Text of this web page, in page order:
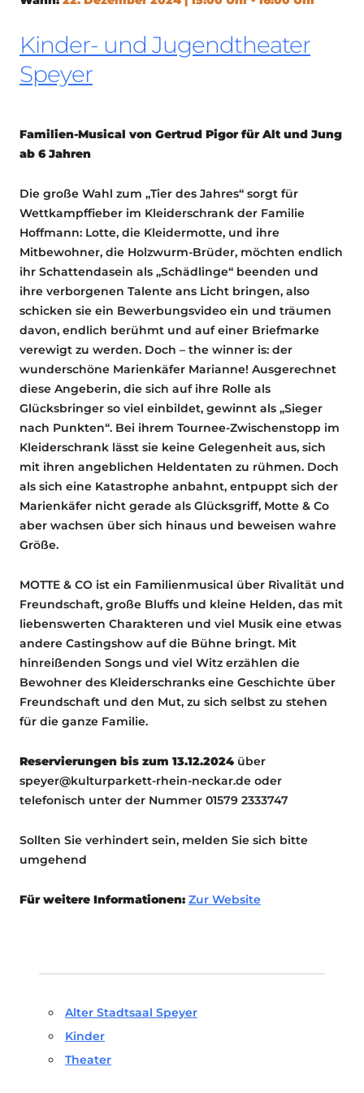
Kinder- und Jugendtheater
Speyer
Familien-Musical von Gertrud Pigor für Alt und Jung
ab 6 Jahren
Die große Wahl zum „Tier des Jahres“ sorgt für
Wettkampffieber im Kleiderschrank der Familie
Hoffmann: Lotte, die Kleidermotte, und ihre
Mitbewohner, die Holzwurm-Brüder, möchten endlich
ihr Schattendasein als „Schädlinge“ beenden und
ihre verborgenen Talente ans Licht bringen, also
schicken sie ein Bewerbungsvideo ein und träumen
davon, endlich berühmt und auf einer Briefmarke
verewigt zu werden. Doch – the winner is: der
wunderschöne Marienkäfer Marianne! Ausgerechnet
diese Angeberin, die sich auf ihre Rolle als
Glücksbringer so viel einbildet, gewinnt als „Sieger
nach Punkten“. Bei ihrem Tournee-Zwischenstopp im
Kleiderschrank lässt sie keine Gelegenheit aus, sich
mit ihren angeblichen Heldentaten zu rühmen. Doch
als sich eine Katastrophe anbahnt, entpuppt sich der
Marienkäfer nicht gerade als Glücksgriff, Motte & Co
aber wachsen über sich hinaus und beweisen wahre
Größe.
MOTTE & CO ist ein Familienmusical über Rivalität und
Freundschaft, große Bluffs und kleine Helden, das mit
liebenswerten Charakteren und viel Musik eine etwas
andere Castingshow auf die Bühne bringt. Mit
hinreißenden Songs und viel Witz erzählen die
Bewohner des Kleiderschranks eine Geschichte über
Freundschaft und den Mut, zu sich selbst zu stehen
für die ganze Familie.
Reservierungen bis zum 13.12.2024 über
speyer@kulturparkett-rhein-neckar.de oder
telefonisch unter der Nummer 01579 2333747
Sollten Sie verhindert sein, melden Sie sich bitte
umgehend
Für weitere Informationen: Zur Website
Alter Stadtsaal Speyer
Kinder
Theater